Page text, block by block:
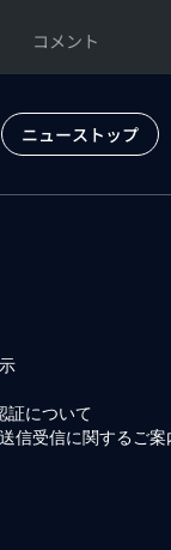
コメント
ニューストップ
証について
信受信に関するご案